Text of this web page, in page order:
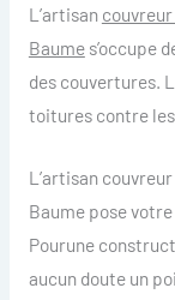
L’artisan
Baumes’occupe
des couvertures.
toitures contre
L’artisan
Baume pose
Pourune
aucun doute un